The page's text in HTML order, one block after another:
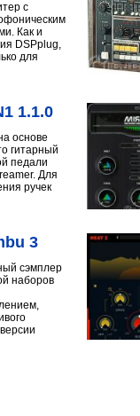
с
Как и
DSPplug,
для
1.1.0
основе
гитарный
педали
Для
ручек
3
сэмплер
наборов